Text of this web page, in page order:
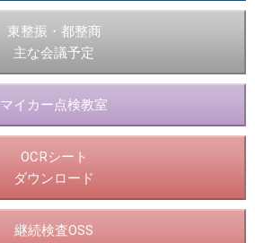
東整振・都整商
主な会議予定
マイカー点検教室
OCRシート
ダウンロード
継続検査OSS